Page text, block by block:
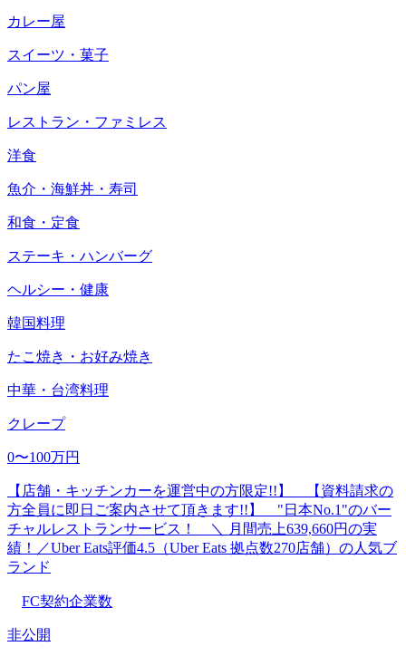
カレー屋
スイーツ・菓子
パン屋
レストラン・ファミレス
洋食
魚介・海鮮丼・寿司
和食・定食
ステーキ・ハンバーグ
ヘルシー・健康
韓国料理
たこ焼き・お好み焼き
中華・台湾料理
クレープ
0〜100万円
【店舗・キッチンカーを運営中の方限定!!】 【資料請求の
方全員に即日ご案内させて頂きます!!】 "日本No.1"のバー
チャルレストランサービス！ ＼ 月間売上639,660円の実
績！／Uber Eats評価4.5（Uber Eats 拠点数270店舗）の人気ブ
ランド
FC契約企業数
非公開